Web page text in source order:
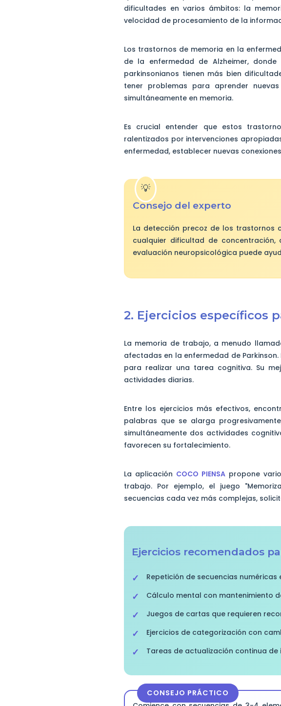
dificultades en varios ámbitos: la
velocidad de procesamiento de la
Los trastornos de memoria en la
de la enfermedad de Alzheimer,
parkinsonianos tienen más bien
tener problemas para aprender
simultáneamente en memoria.
Es crucial entender que estos
ralentizados por intervenciones
enfermedad, establecer nuevas
Consejo del experto
La detección precoz de los trastornos
cualquier dificultad de
evaluación neuropsicológica puede
2. Ejercicios específicos
La memoria de trabajo, a menudo
afectadas en la enfermedad de
para realizar una tarea cognitiva. Su
actividades diarias.
Entre los ejercicios más efectivos,
palabras que se alarga
simultáneamente dos actividades
favorecen su fortalecimiento.
La aplicación COCO PIENSApropone
trabajo. Por ejemplo, el juego
secuencias cada vez más complejas,
Ejercicios recomendados
Repetición de secuencias numéricas
Cálculo mental con mantenimiento
Juegos de cartas que requieren
Ejercicios de categorización con
Tareas de actualización continua de
CONSEJO PRÁCTICO